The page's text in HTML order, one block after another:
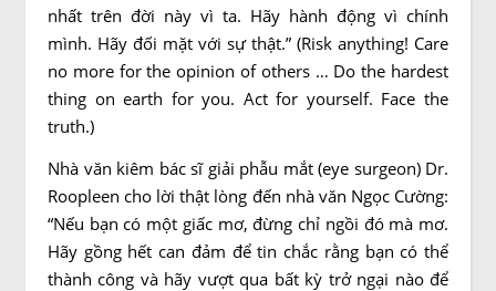
nhất trên đời này vì ta. Hãy hành động vì chính
mình. Hãy đối mặt với sự thật.” (Risk anything! Care
no more for the opinion of others … Do the hardest
thing on earth for you. Act for yourself. Face the
truth.)
Nhà văn kiêm bác sĩ giải phẫu mắt (eye surgeon) Dr.
Roopleen cho lời thật lòng đến nhà văn Ngọc Cường:
“Nếu bạn có một giấc mơ, đừng chỉ ngồi đó mà mơ.
Hãy gồng hết can đảm để tin chắc rằng bạn có thể
thành công và hãy vượt qua bất kỳ trở ngại nào để